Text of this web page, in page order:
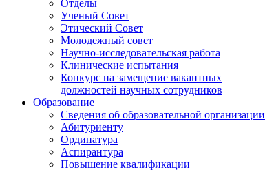
Отделы
Ученый Совет
Этический Совет
Молодежный совет
Научно-исследовательская работа
Клинические испытания
Конкурс на замещение вакантных
должностей научных сотрудников
Образование
Сведения об образовательной организации
Абитуриенту
Ординатура
Аспирантура
Повышение квалификации